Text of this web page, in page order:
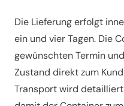
Die Lieferung erfolgt
ein und vier Tagen. Die
gewünschten Termin
Zustand direkt zum
Transport wird